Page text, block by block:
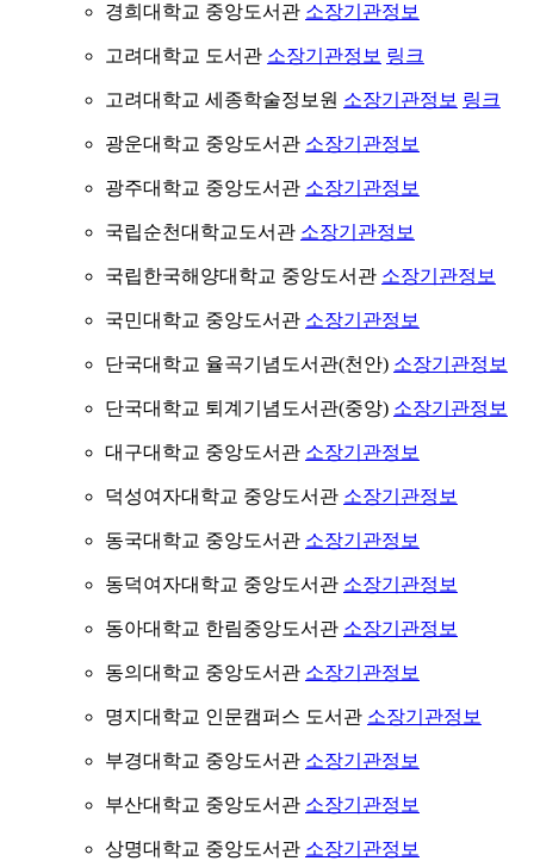
경희대학교 중앙도서관 소장기관정보
고려대학교 도서관 소장기관정보 링크
고려대학교 세종학술정보원 소장기관정보 링크
광운대학교 중앙도서관 소장기관정보
광주대학교 중앙도서관 소장기관정보
국립순천대학교도서관 소장기관정보
국립한국해양대학교 중앙도서관 소장기관정보
국민대학교 중앙도서관 소장기관정보
단국대학교 율곡기념도서관(천안) 소장기관정보
단국대학교 퇴계기념도서관(중앙) 소장기관정보
대구대학교 중앙도서관 소장기관정보
덕성여자대학교 중앙도서관 소장기관정보
동국대학교 중앙도서관 소장기관정보
동덕여자대학교 중앙도서관 소장기관정보
동아대학교 한림중앙도서관 소장기관정보
동의대학교 중앙도서관 소장기관정보
명지대학교 인문캠퍼스 도서관 소장기관정보
부경대학교 중앙도서관 소장기관정보
부산대학교 중앙도서관 소장기관정보
상명대학교 중앙도서관 소장기관정보